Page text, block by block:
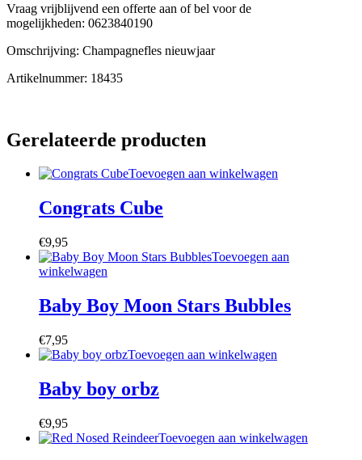
Vraag vrijblijvend een offerte aan of bel voor de
mogelijkheden: 0623840190
Omschrijving: Champagnefles nieuwjaar
Artikelnummer: 18435
Gerelateerde producten
Toevoegen aan winkelwagen
Congrats Cube
€9,95
Toevoegen aan
winkelwagen
Baby Boy Moon Stars Bubbles
€7,95
Toevoegen aan winkelwagen
Baby boy orbz
€9,95
Toevoegen aan winkelwagen